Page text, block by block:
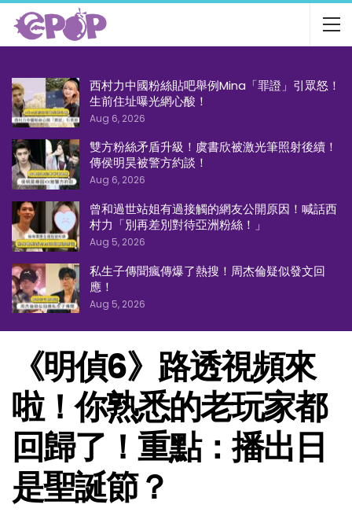
西村力中國粉絲貼吧舉例Mina「罪證」引眾怒！
生前住址曝光網心酸！
Aug 6, 2026
雙方粉絲矛盾升級！虞書欣被激光筆照射後續！
傳侯明昊被警方約談！
Aug 6, 2026
曾和過世站姐有過接觸的網友公開原因！喊話西
村力「別再差別對待亞洲粉絲！」
Aug 5, 2026
私生子傳聞瘋傳爆了熱搜！周杰倫疑似發文回
應！
Aug 5, 2026
《明偵6》路透視頻來
啦！你熟悉的老玩家都
回歸了！重點：播出日
是聖誕節？